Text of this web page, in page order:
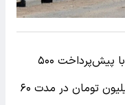
اطلس دنده‌ای تیپ GL با پیش‌پرداخت ۵۰۰
میلیون تومان و اقساط ماهیانه ۱۸ میلیون تومان در مدت ۶۰